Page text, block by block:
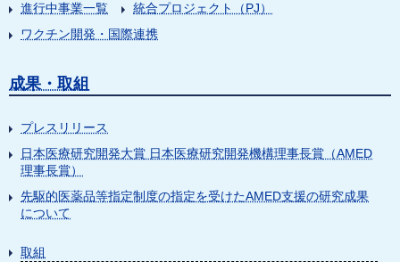
進行中事業一覧
統合プロジェクト（PJ）
ワクチン開発・国際連携
成果・取組
プレスリリース
日本医療研究開発大賞 日本医療研究開発機構理事長賞（AMED
理事長賞）
先駆的医薬品等指定制度の指定を受けたAMED支援の研究成果
について
取組